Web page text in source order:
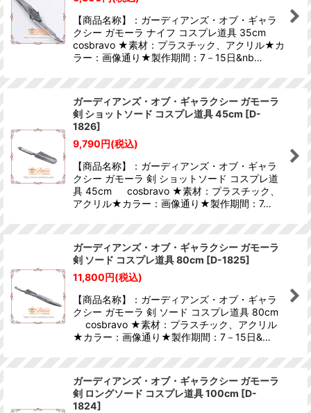
【商品名称】：ガーディアンズ・オブ・ギャラ
クシー ガモーラ ナイフ コスプレ道具 35cm
cosbravo ★素材：プラスチック、アクリル★カ
ラー：画像通り★製作期間：7－15日&nb…
ガーディアンズ・オブ・ギャラクシー ガモーラ
剣 ショットソード コスプレ道具 45cm [D-
1826]
9,790円(税込)
【商品名称】：ガーディアンズ・オブ・ギャラ
クシー ガモーラ 剣 ショットソード コスプレ道
具 45cm cosbravo ★素材：プラスチック、
アクリル★カラー：画像通り★製作期間：7…
ガーディアンズ・オブ・ギャラクシー ガモーラ
剣 ソード コスプレ道具 80cm [D-1825]
11,800円(税込)
【商品名称】：ガーディアンズ・オブ・ギャラ
クシー ガモーラ 剣 ソード コスプレ道具 80cm
cosbravo ★素材：プラスチック、アクリル
★カラー：画像通り★製作期間：7－15日&…
ガーディアンズ・オブ・ギャラクシー ガモーラ
剣 ロングソード コスプレ道具 100cm [D-
1824]